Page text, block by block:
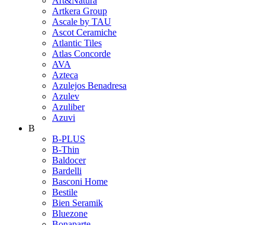
Artkera Group
Ascale by TAU
Ascot Ceramiche
Atlantic Tiles
Atlas Concorde
AVA
Azteca
Azulejos Benadresa
Azulev
Azuliber
Azuvi
B
B-PLUS
B-Thin
Baldocer
Bardelli
Basconi Home
Bestile
Bien Seramik
Bluezone